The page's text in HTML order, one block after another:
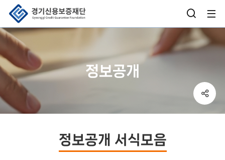
검
색
창
기
버
사
열
기
정보공개
sns
정보공개 서식모음